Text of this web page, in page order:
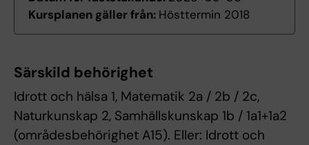
Kursplanen gäller från: Hösttermin 2018
Särskild behörighet
Idrott och hälsa 1, Matematik 2a / 2b / 2c,
Naturkunskap 2, Samhällskunskap 1b / 1a1+1a2
(områdesbehörighet A15). Eller: Idrott och